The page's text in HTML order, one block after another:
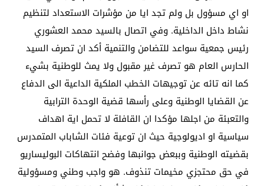
او اي مسؤول بل ولم تجد ايا من مؤشرات الاستعداد لتنظيم
نشاط داخل الداخلية. وفي اتصال بالسيد محمد العشوري
رئيس جمعية سواعد للتضامن والتنمية أكد ان تصرف السيد
الحارس العام هو تصرف غير مقبول ولا يمث للوطنية بشيء
كما انه تائه عن توجيهات الخطب الملكية الداعية الى الدفاع
عن القضايا الوطنية وعلى رأسها قضية الوحدة الترابية
والتعبئة من اجلها مؤكدا ان القافلة لا تحمل اية اهداف
سياسية او اديولوجية حيث ان توعية فئات الشاباب المتمدرس
بقضيته الوطنية وببعض جوانبها وفضح انتهاكات البوليساريو
في حق محتجزي مخيمات تنذوف. هو واجب وطني ومسؤولية